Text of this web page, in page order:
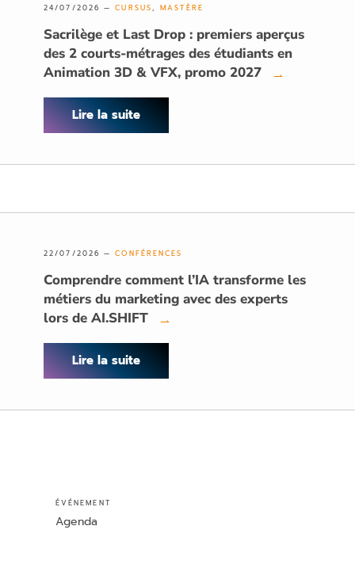
24/07/2026 —CURSUS,MASTÈRE
Sacrilège et Last Drop : premiers aperçus
des 2 courts-métrages des étudiants en
Animation 3D & VFX, promo 2027
→
Lire la suite
22/07/2026 —CONFÉRENCES
Comprendre comment l’IA transforme les
métiers du marketing avec des experts
lors de AI.SHIFT
→
Lire la suite
ÉVÉNEMENT
Agenda